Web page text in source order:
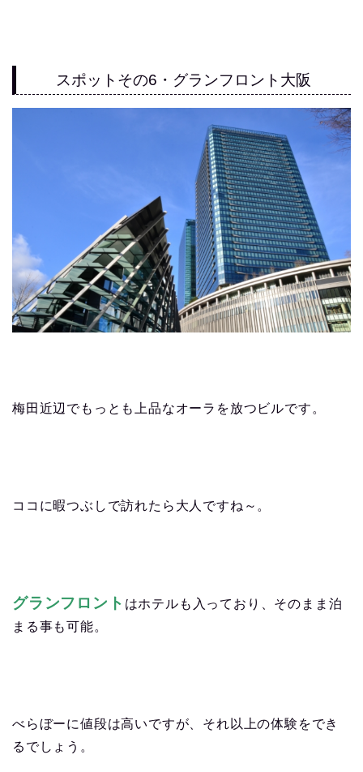
スポットその6・グランフロント大阪
梅田近辺でもっとも上品なオーラを放つビルです。
ココに暇つぶしで訪れたら大人ですね～。
グランフロント はホテルも入っており、そのまま泊
まる事も可能。
べらぼーに値段は高いですが、それ以上の体験をでき
るでしょう。